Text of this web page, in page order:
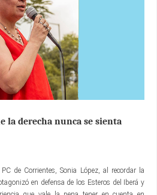
la derecha nunca se sienta
de Corrientes, Sonia López, al recordar la
en defensa de los Esteros del Iberá y